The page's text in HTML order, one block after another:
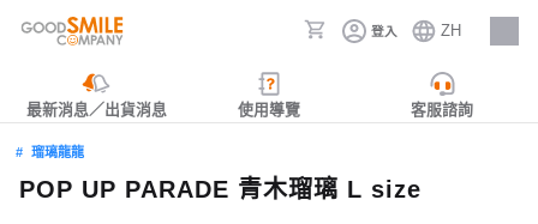
登入 ZH
人才招募
最新消息／出貨消息 使用導覽 客服諮詢
瑠璃龍龍
POP UP PARADE 青木瑠璃 L size